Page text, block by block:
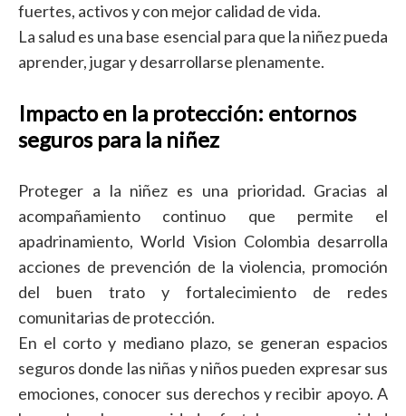
fuertes, activos y con mejor calidad de vida.
La salud es una base esencial para que la niñez pueda
aprender, jugar y desarrollarse plenamente.
Impacto en la protección: entornos
seguros para la niñez
Proteger a la niñez es una prioridad. Gracias al
acompañamiento continuo que permite el
apadrinamiento, World Vision Colombia desarrolla
acciones de prevención de la violencia, promoción
del buen trato y fortalecimiento de redes
comunitarias de protección.
En el corto y mediano plazo, se generan espacios
seguros donde las niñas y niños pueden expresar sus
emociones, conocer sus derechos y recibir apoyo. A